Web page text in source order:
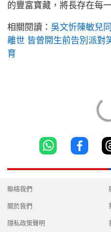
的豐富寶藏，將長存在每
相關閱讀： 吳文忻陳敏兒
離世 皆曾開生前告別派對
育
聯絡我們
關於我們
隱私政策聲明